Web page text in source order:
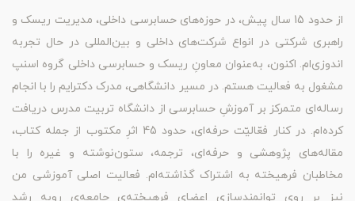
از حدود 15 سال پیش، در حوزه‌های حسابرسی داخلی، مدیریت ریسک و
راهبری شرکتی در انواع شرکت‌های داخلی و بین‌المللی در حال تجربه
اندوزی‌ام. اکنون، به‌عنوان معاونِ ریسک و حسابرسی داخلی گروه اسنپ
مشغول به فعالیت هستم. در مسیر دانشگاهی، مدرک دکترایم را با انجام
رساله‌ای متمرکز بر آموزشِ حسابرسی از دانشگاه تربیت مدرس دریافت
کرده‌ام. در کنار فعّالیّت حرفه‌ای، حدود 45 اثرِ مکتوب از جمله کتاب،
مقاله‌های پژوهشی و حرفه‌ای، ترجمه، ستون‌نوشته و غیره را با
مخاطبان فرهیخته به اشتراک گذاشته‌ام. فعالیت اصلی آموزشی من
نیز بر روی توانمندسازی اعضای فرهیخته‌ی جامعه‌ی روبه رشد